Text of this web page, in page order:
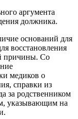
аргумента
должника.
оснований для
восстановления
причины. Со
медиков о
справки из
за родственником
указывающим на